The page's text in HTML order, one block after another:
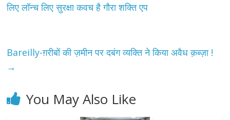
लिए लॉन्च लिए सुरक्षा कवच है गौरा शक्ति एप
Bareilly-ग़रीबों की ज़मीन पर दबंग व्यक्ति ने किया अवैध क़ब्ज़ा !
→
You May Also Like